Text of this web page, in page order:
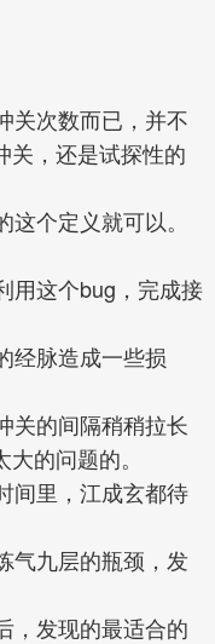
关次数而已，并不
关，还是试探性的
个定义就可以。
用这个bug，完成接
经脉造成一些损
关的间隔稍稍拉长
的问题的。
间里，江成玄都待
气九层的瓶颈，发
，发现的最适合的